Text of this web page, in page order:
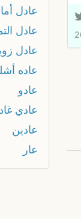
عادل
عادل
عادل
عاده
عادو
عادي
عادين
عار